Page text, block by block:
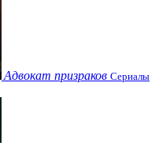
Адвокат призраков Сериалы